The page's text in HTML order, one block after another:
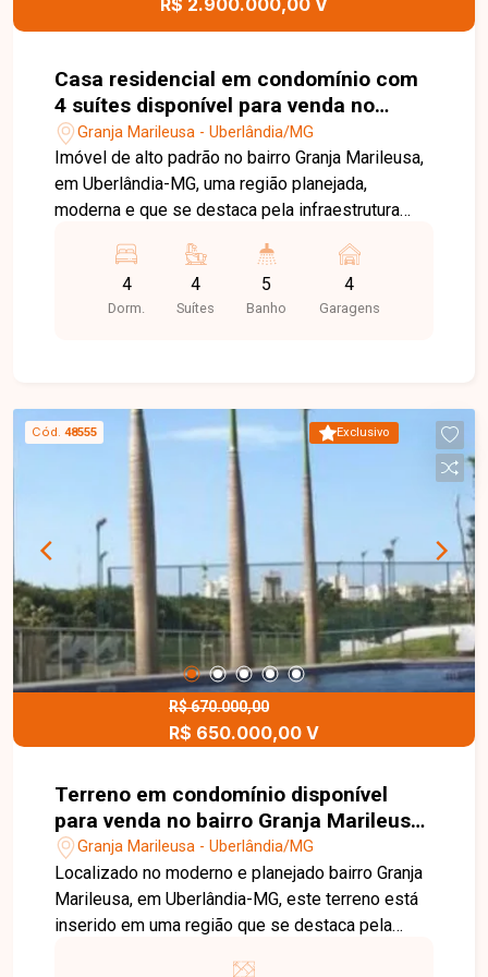
R$ 2.900.000,00 V
Casa residencial em condomínio com
4 suítes disponível para venda no
bairro Granja Marileusa em Uberlândia
- MG.
Granja Marileusa - Uberlândia/MG
Imóvel de alto padrão no bairro Granja Marileusa,
em Uberlândia-MG, uma região planejada,
moderna e que se destaca pela infraestrutura
vida. O bairro oferece ruas arborizadas, projetos
urbanísticos diferenciados, áreas de lazer,
comércios, empresas de tecnologia e fácil
máster com closet, sala ampla em 3 ambientes,
cozinha gourmet com balcão em ilha, armários
planejados, área de lazer com piscina, 2 vagas de
garagem e excelente acabamento. Não perca a
oportunidade de viver em um imóvel sofisticado,
espaçoso e em um dos bairros mais valorizados
de Uberlândia. Agende sua visita e encante-se!
4
Dorm.
4
Suítes
5
Banho
4
Garagens
Exclusivo
Cód. 48555
R$ 670.000,00
R$ 650.000,00 V
Terreno em condomínio disponível
para venda no bairro Granja Marileusa
em Uberlândia - MG.
Granja Marileusa - Uberlândia/MG
Localizado no moderno e planejado bairro Granja
Marileusa, em Uberlândia-MG, este terreno está
inserido em uma região que se destaca pela